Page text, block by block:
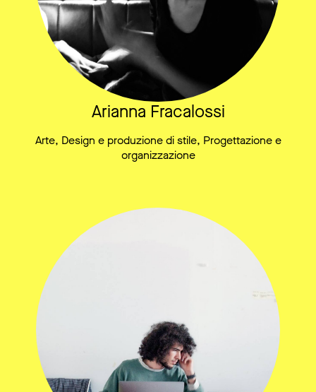
Arianna Fracalossi
Arte, Design e produzione di stile, Progettazione e
organizzazione